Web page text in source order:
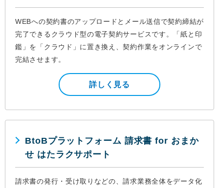
WEBへの契約書のアップロードとメール送信で契約締結が
完了できるクラウド型の電子契約サービスです。「紙と印
鑑」を「クラウド」に置き換え、契約作業をオンラインで
完結させます。
詳しく見る
BtoBプラットフォーム 請求書 for おまか
せ はたラクサポート
請求書の発行・受け取りなどの、請求業務全体をデータ化